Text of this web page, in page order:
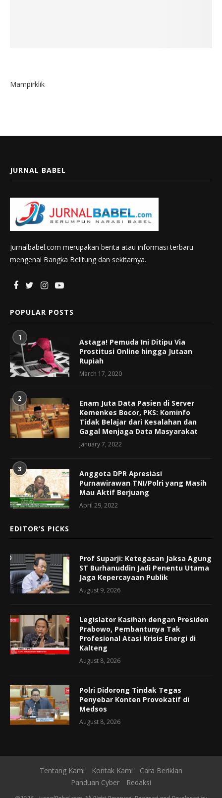
Mampirklik
JURNAL BABEL
Jurnalbabel.com merupakan berita atau informasi terbaru
mengenai Bangka Belitung dan sekitarnya.
POPULAR POSTS
1
Astaga! Pemuda Ini Ditipu Via
Prostitusi Online hingga Jutaan
Rupiah
March 17, 2020
2
Enam Juta Data Pasien di Server
Kemenkes Bocor, PKS: Kominfo
Tidak Belajar dari Kesalahan dan
Gagal Menjaga Data Masyarakat
January 7, 2022
3
Anggota DPR Apresiasi
Purnawirawan TNI/Polri yang Masih
Mau Aktif Berjuang
April 29, 2022
EDITOR’S PICKS
Prof Suparji: Ketegasan Jaksa Agung
ST Burhanuddin Jadi Penentu Utama
Jaga Kepercayaan Publik
August 9, 2026
Legislator Kasihan dengan Presiden
Prabowo, Pembantunya Tak
Profesional Atasi Krisis Energi di
Kalteng
August 8, 2026
Polri Didorong Tindak Tegas
Penyebar Konten Provokatif di
Medsos
August 8, 2026
Tentang Kami Kontak Kami
Cara Beriklan
Panduan Cyber
Redaksi